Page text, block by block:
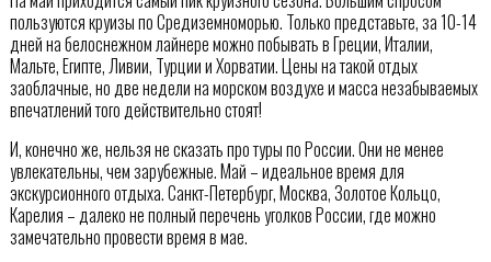
пользуются круизы по Средиземноморью. Только представьте, за 10-14
дней на белоснежном лайнере можно побывать в Греции, Италии,
Мальте, Египте, Ливии, Турции и Хорватии. Цены на такой отдых
заоблачные, но две недели на морском воздухе и масса незабываемых
впечатлений того действительно стоят!
И, конечно же, нельзя не сказать про туры по России. Они не менее
увлекательны, чем зарубежные. Май – идеальное время для
экскурсионного отдыха. Санкт-Петербург, Москва, Золотое Кольцо,
Карелия – далеко не полный перечень уголков России, где можно
замечательно провести время в мае.